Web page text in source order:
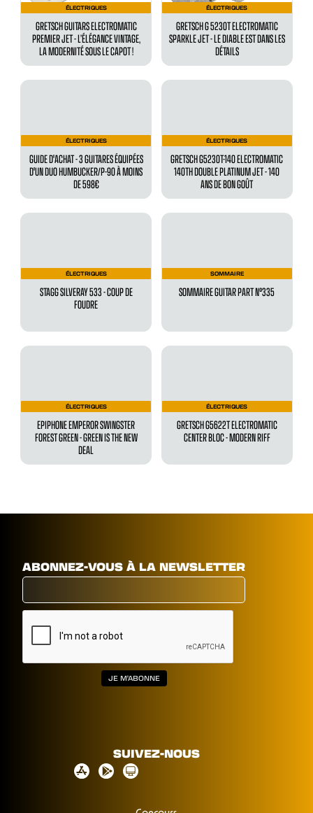
ÉLECTRIQUES
GRETSCH GUITARS ELECTROMATIC
PREMIER JET - L’ÉLÉGANCE VINTAGE,
LA MODERNITÉ SOUS LE CAPOT !
ÉLECTRIQUES
GRETSCH G 5230T ELECTROMATIC
SPARKLE JET - LE DIABLE EST DANS LES
DÉTAILS
ÉLECTRIQUES
GUIDE D'ACHAT - 3 GUITARES ÉQUIPÉES
D'UN DUO HUMBUCKER/P-90 À MOINS
DE 598€
ÉLECTRIQUES
GRETSCH G5230T-140 ELECTROMATIC
140TH DOUBLE PLATINUM JET - 140
ANS DE BON GOÛT
ÉLECTRIQUES
STAGG SILVERAY 533 - COUP DE
FOUDRE
SOMMAIRE
SOMMAIRE GUITAR PART N°335
ÉLECTRIQUES
EPIPHONE EMPEROR SWINGSTER
FOREST GREEN - GREEN IS THE NEW
DEAL
ÉLECTRIQUES
GRETSCH G5622T ELECTROMATIC
CENTER BLOC - MODERN RIFF
ABONNEZ-VOUS À LA NEWSLETTER
SUIVEZ-NOUS